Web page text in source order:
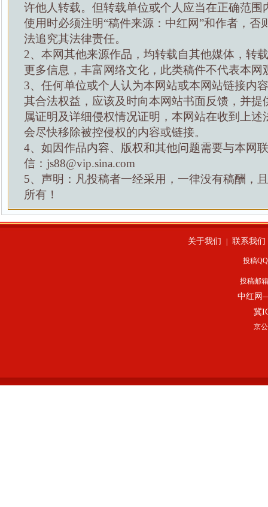
许他人转载。但转载单位或个人应当在正确范围
使用时必须注明“稿件来源：中红网”和作者，否
法追究其法律责任。
2、本网其他来源作品，均转载自其他媒体，转
更多信息，丰富网络文化，此类稿件不代表本网
3、任何单位或个人认为本网站或本网站链接内
其合法权益，应该及时向本网站书面反馈，并提
属证明及详细侵权情况证明，本网站在收到上述
会尽快移除被控侵权的内容或链接。
4、如因作品内容、版权和其他问题需要与本网
信：js88@vip.sina.com
5、声明：凡投稿者一经采用，一律没有稿酬，
所有！
关于我们 联系我们
投稿
投稿邮
中红网
冀
京